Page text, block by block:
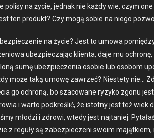
polisy na życie, jed­nak nie każdy wie, czym
ten pro­dukt? Czy mogą sobie na niego
na życie? Jest to umowa
ubez­piecza­jąc klien­ta, daje mu
sumę ubez­pieczenia oso­bie lub osobom
może taką umowę zawrzeć? Nieste­ty nie…
go ochroną, bo sza­cow­ane ryzyko zgonu
i warto pod­kreślić, że istot­ny jest też wiek
młodzi i zdrowi, wtedy jest naj­taniej.
z reguły są zabez­pieczeni swoim